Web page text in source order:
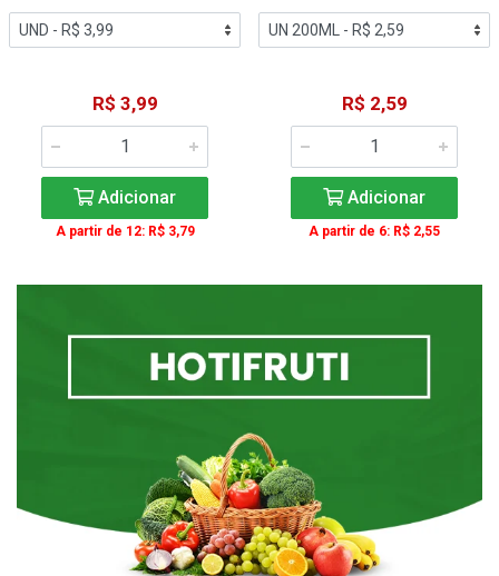
R$ 3,99
Adicionar
A partir de 12: R$ 3,79
R$ 2,59
Adicionar
A partir de 6: R$ 2,55